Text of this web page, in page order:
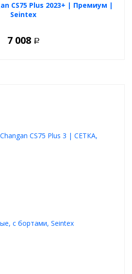
CS75 Plus 2023+ | Премиум |
Seintex
7 008 Р